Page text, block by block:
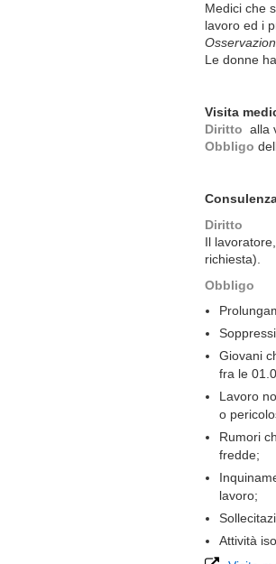
Medici che
lavoro ed i
Le donne
Visita
Diritto alla
Obbligo
Diritto
Il
richiesta).
Obbligo
Giovani
fra le
Lavoro
o
Rumori
fredde;
lavoro;
Attività